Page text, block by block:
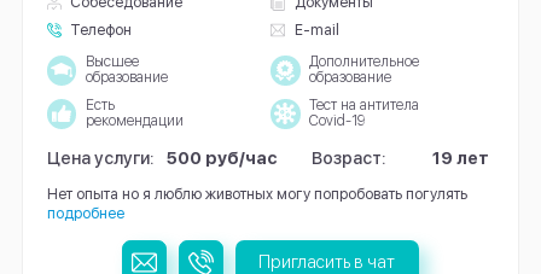
Телефон
E-mail
Высшее
образование
Дополнительное
образование
Есть
рекомендации
Тест на антитела
Covid-19
Цена услуги: 500 руб/час Возраст: 19 лет
Нет опыта но я люблю животных могу попробовать погулять
подробнее
Пригласить в чат